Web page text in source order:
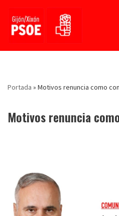
Saltar
contenido
Portada » Motivos renuncia como
Motivos renuncia